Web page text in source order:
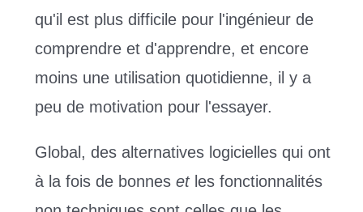
qu'il est plus difficile pour l'ingénieur de
comprendre et d'apprendre, et encore
moins une utilisation quotidienne, il y a
peu de motivation pour l'essayer.
Global, des alternatives logicielles qui ont
à la fois de bonnes et les fonctionnalités